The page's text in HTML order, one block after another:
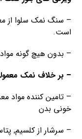
– سنگ نمک سلوا از
است.
– بدون هیچ گونه
– بر ‌خلاف نمک
– تامین کننده مواد
خونی بدن
– سرشار از کلسیم,